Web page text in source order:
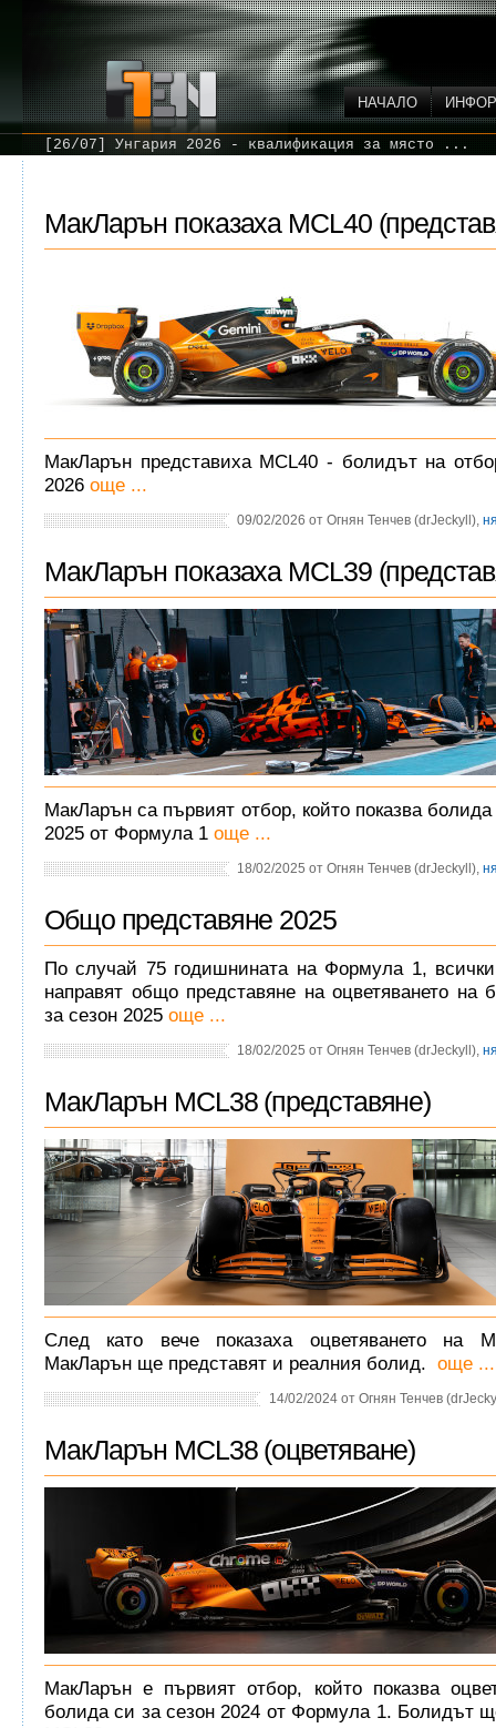
НАЧАЛО
[26/07] Унгария 2026 - квалификация за място ...
МакЛарън показаха MCL40
МакЛарън представиха MCL40 - болидът на
2026 още ...
09/02/2026 от Огнян Тенчев (drJeckyll),
МакЛарън показаха MCL39
МакЛарън са първият отбор, който показва
2025 от Формула 1 още ...
18/02/2025 от Огнян Тенчев (drJeckyll),
Общо представяне 2025
По случай 75 годишнината на Формула 1,
направят общо представяне на оцветяването на
за сезон 2025 още ...
18/02/2025 от Огнян Тенчев (drJeckyll),
МакЛарън MCL38 (представяне)
След като вече показаха оцветяването на
МакЛарън ще представят и реалния болид. още ...
14/02/2024 от Огнян Тенчев
МакЛарън MCL38 (оцветяване)
МакЛарън е първият отбор, който показва
болида си за сезон 2024 от Формула 1. Болидът